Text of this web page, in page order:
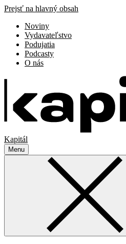
Prejsť na hlavný obsah
Noviny
Vydavateľstvo
Podujatia
Podcasty
O nás
Kapitál
Menu